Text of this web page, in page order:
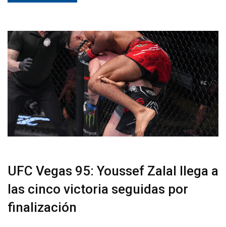
UFC Vegas 95: Youssef Zalal llega a
las cinco victoria seguidas por
finalización